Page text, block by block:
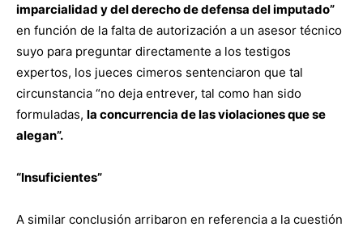
imparcialidad y del derecho de defensa del imputado”
en función de la falta de autorización a un asesor técnico
suyo para preguntar directamente a los testigos
expertos, los jueces cimeros sentenciaron que tal
circunstancia “no deja entrever, tal como han sido
formuladas, la concurrencia de las violaciones que se
alegan”.
“Insuficientes”
A similar conclusión arribaron en referencia a la cuestión